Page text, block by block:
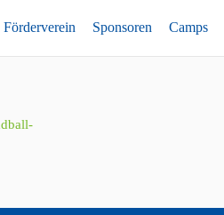
Förderverein Sponsoren Camps